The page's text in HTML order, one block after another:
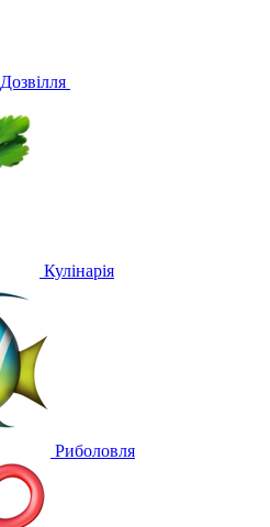
Дозвілля
Кулінарія
Риболовля